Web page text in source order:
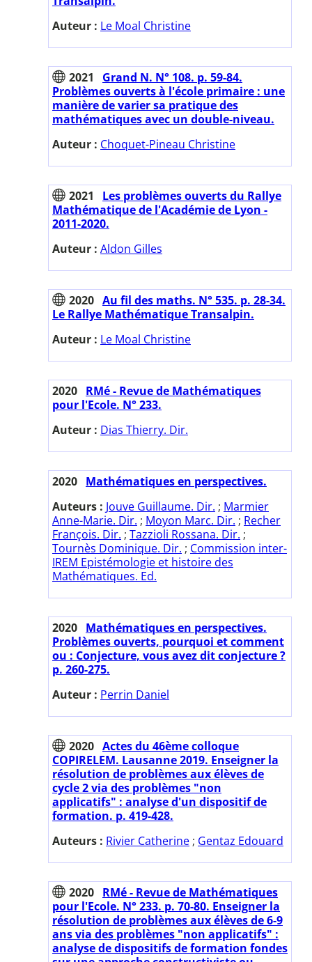
Auteur : Le Moal Christine
2021
Grand N. N° 108. p. 59-84.
Problèmes ouverts à l'école primaire : une
manière de varier sa pratique des
mathématiques avec un double-niveau.
Auteur : Choquet-Pineau Christine
2021
Les problèmes ouverts du Rallye
Mathématique de l'Académie de Lyon -
2011-2020.
Auteur : Aldon Gilles
2020 Au fil des maths. N° 535. p. 28-34.
Le Rallye Mathématique Transalpin.
Auteur : Le Moal Christine
2020 RMé - Revue de Mathématiques
pour l'Ecole. N° 233.
Auteur : Dias Thierry. Dir.
2020 Mathématiques en perspectives.
Auteurs : Jouve Guillaume. Dir. ; Marmier
Anne-Marie. Dir. ; Moyon Marc. Dir. ; Recher
François. Dir. ; Tazzioli Rossana. Dir. ;
Tournès Dominique. Dir. ; Commission inter-
IREM Epistémologie et histoire des
Mathématiques. Ed.
2020 Mathématiques en perspectives.
Problèmes ouverts, pourquoi et comment
ou : Conjecture, vous avez dit conjecture ?
p. 260-275.
Auteur : Perrin Daniel
2020 Actes du 46ème colloque
COPIRELEM. Lausanne 2019. Enseigner la
résolution de problèmes aux élèves de
cycle 2 via des problèmes "non
applicatifs" : analyse d'un dispositif de
formation. p. 419-428.
Auteurs : Rivier Catherine ; Gentaz Edouard
2020 RMé - Revue de Mathématiques
pour l'Ecole. N° 233. p. 70-80. Enseigner la
résolution de problèmes aux élèves de 6-9
ans via des problèmes "non applicatifs" :
analyse de dispositifs de formation fondes